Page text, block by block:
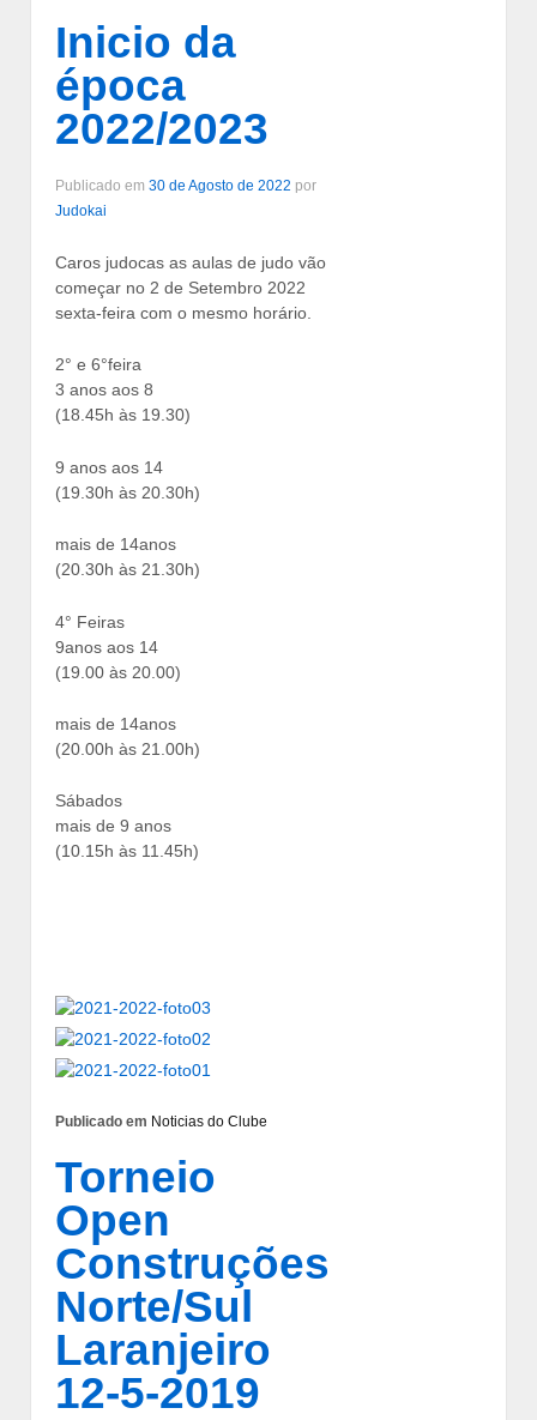
Inicio da
época
2022/2023
Publicado em 30 de Agosto de 2022 por
Judokai
Caros judocas as aulas de judo vão
começar no 2 de Setembro 2022
sexta-feira com o mesmo horário.
2° e 6°feira
3 anos aos 8
(18.45h às 19.30)
9 anos aos 14
(19.30h às 20.30h)
mais de 14anos
(20.30h às 21.30h)
4° Feiras
9anos aos 14
(19.00 às 20.00)
mais de 14anos
(20.00h às 21.00h)
Sábados
mais de 9 anos
(10.15h às 11.45h)
Publicado em Noticias do Clube
Torneio
Open
Construções
Norte/Sul
Laranjeiro
12-5-2019